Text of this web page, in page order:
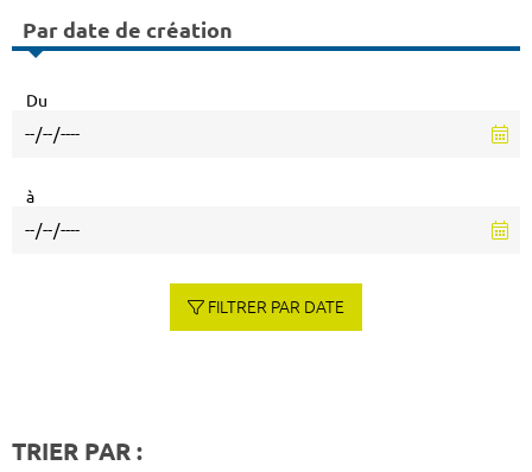
Par date de création
Du
à
FILTRER PAR DATE
TRIER PAR :